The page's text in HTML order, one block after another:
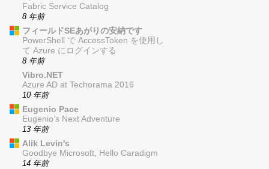
Fabric Service Catalog
8 年前
フィールドSEあがりの安納です
PowerShell で AccessToken を使用し
て Azure にログインする
8 年前
Vibro.NET
Azure AD at Techorama 2016
10 年前
Eugenio Pace
Eugenio’s Next Adventure
13 年前
Alik Levin's
Goodbye Microsoft, Hello Caradigm
14 年前